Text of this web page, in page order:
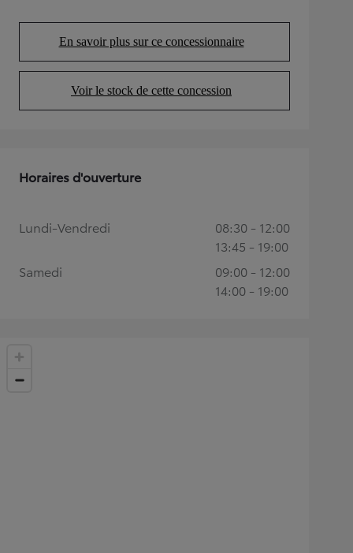
En savoir plus sur ce concessionnaire
(Opens in new tab)
Voir le stock de cette concession
(Opens in new tab)
Horaires d'ouverture
Lundi-Vendredi
08:30 - 12:00
13:45 - 19:00
Samedi
09:00 - 12:00
14:00 - 19:00